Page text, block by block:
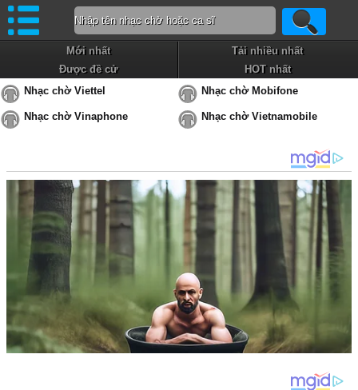
Mới nhất
Tải nhiều nhất
Được đề cử
HOT nhất
Nhạc chờ Viettel
Nhạc chờ Mobifone
Nhạc chờ Vinaphone Nhạc chờ Vietnamobile